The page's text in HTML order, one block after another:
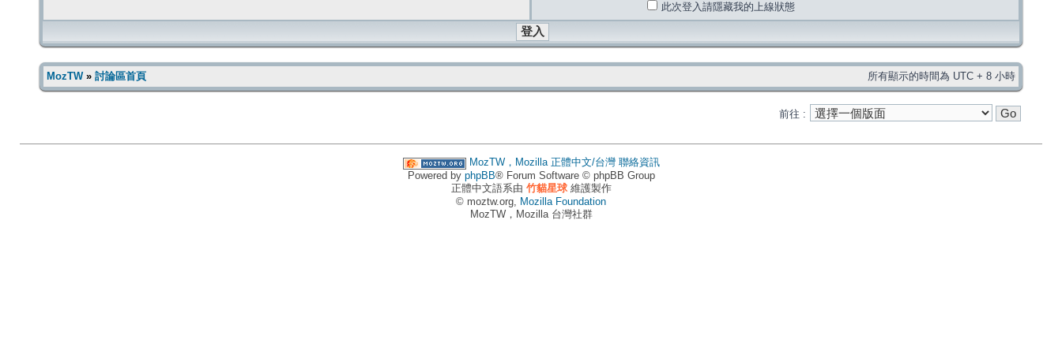
此次登入請隱藏我的上線狀態
MozTW» 討論區首頁 所有顯示的時間為 UTC + 8 小時
前往 :
MozTW，Mozilla 正體中文/台灣 聯絡資訊
Powered by phpBB® Forum Software © phpBB Group
正體中文語系由 竹貓星球維護製作
© moztw.org, Mozilla Foundation
MozTW，Mozilla 台灣社群